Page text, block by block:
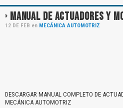
MANUAL DE ACTUADORES Y
12 DE FEB en MECÁNICA AUTOMOTRIZ
DESCARGAR MANUAL COMPLETO DE
MECÁNICA AUTOMOTRIZ